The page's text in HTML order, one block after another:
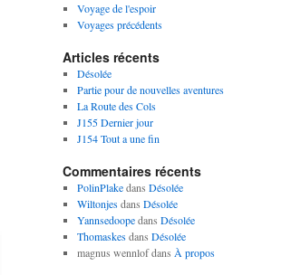
Voyage de l'espoir
Voyages précédents
Articles récents
Désolée
Partie pour de nouvelles aventures
La Route des Cols
J155 Dernier jour
J154 Tout a une fin
Commentaires récents
PolinPlakedans Désolée
Wiltonjesdans Désolée
Yannsedoopedans Désolée
Thomaskesdans Désolée
magnus wennlofdans À propos